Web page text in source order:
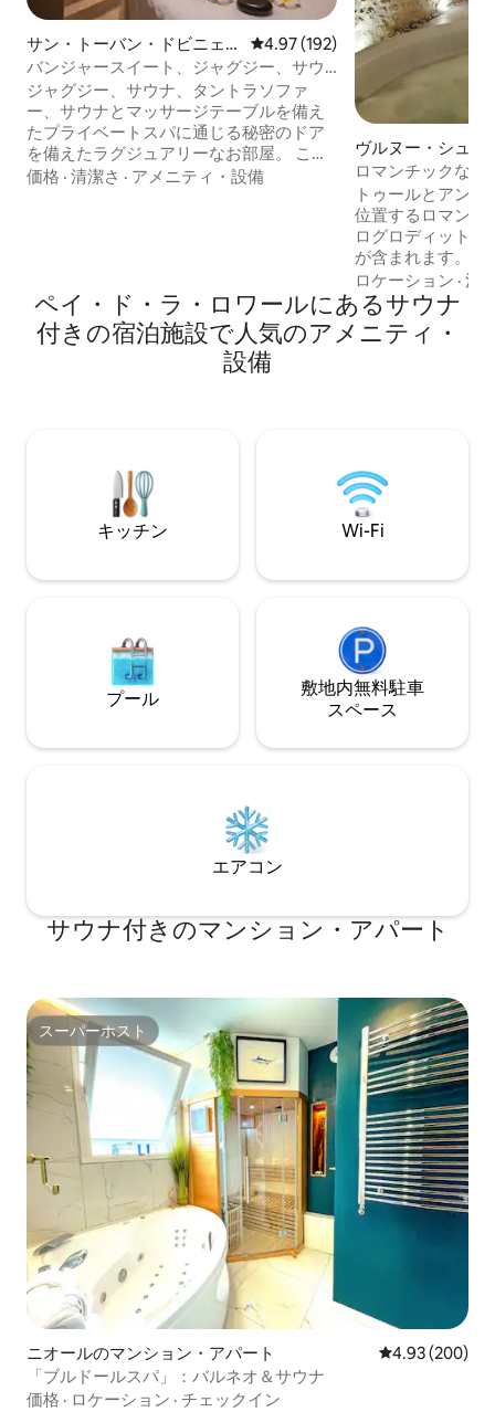
サン・トーバン・ドビニェの
マンション・アパート
レビュー192件、5つ星中4.97つ
4.97 (192)
バンジャースイート、ジャグジー、サウ
ナ、秘密の部屋
ジャグジー、サウナ、タントラソファ
ー、サウナとマッサージテーブルを備え
たプライベートスパに通じる秘密のドア
を備えたラグジュアリーなお部屋。 この
素晴らしい66㎡のバリ風の2名様用宿泊施
とサウナを備えた秘密の部屋 • スチーム
暖炉とスマートテレビ付きリビングルー
ム • ダブルシャワー付きバスルーム • タン
価格 · 清潔さ · アメニティ・設備
ヴルヌー・シュル
ヌの洞窟の家
ロマンチックな
トゥールとアン
位置するロマンチ
ログロディット
が含まれます。 - トログロのリビングル
ーム：設備の整っ
の滞在の朝食）
ン。 - トログロ以外のスイート：寝室と
浴室、160cmの
可能）
ロケーション ·清
ペイ・ド・ラ・ロワールにあるサウナ
付きの宿泊施設で人気のアメニティ・
設備
キッチン Wi-Fi
プール
敷地内無料駐⁠車
ス⁠ペ⁠ー⁠ス
エアコン
サウナ付きのマンション・アパート
スーパーホスト
スーパーホスト
ニオールのマンション・アパート レビュー200
4.93 (200)
「ブルドールスパ」：バルネオ＆サウナ
価格 · ロケーション · チェックイン